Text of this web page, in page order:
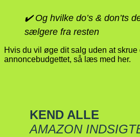
✔️ Og hvilke do’s & don’ts
sælgere fra resten
Hvis du vil øge dit salg uden at skrue
annoncebudgettet, så læs med her.
KEND ALLE
AMAZON